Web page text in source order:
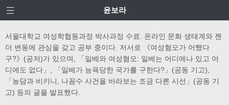
윤보라
서울대학교 여성학협동과정 박사과정 수료. 온라인 문화 생태계와 젠
더 변동에 관심을 갖고 공부 중이다. 저서로 《여성혐오가 어쨌다
구?》(공저)가 있으며, 「일베와 여성혐오: 일베는 어디에나 있고 어
디에도 없다」, 「일베가 능욕당한 국가를 구한다?」(공동 기고),
「농담과 비키니, 나꼼수 사건을 바라보는 조금 다른 시선」(공동 기
고) 등의 글을 발표했다.